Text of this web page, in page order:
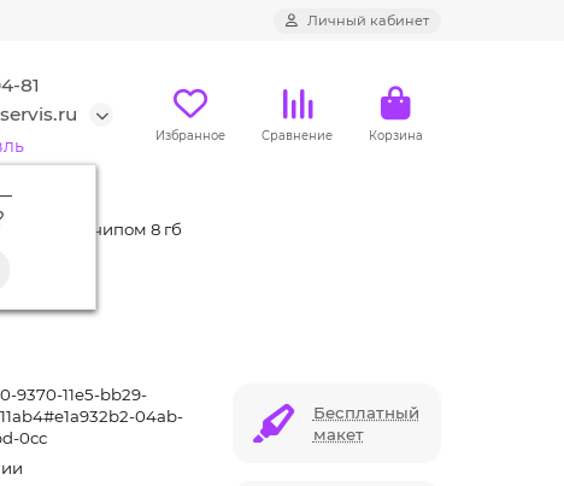
Личный кабинет
81
Избранное Сравнение Корзина
(серый) с чипом 8 гб
9370-11e5-bb29-
04ab-
0cc
Бесплатный
макет